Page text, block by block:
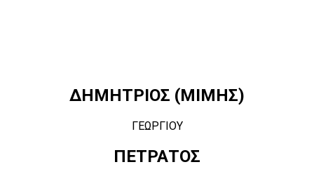
ΔΗΜΗΤΡΙΟΣ (ΜΙΜΗΣ)
ΓΕΩΡΓΙΟΥ
ΠΕΤΡΑΤΟΣ